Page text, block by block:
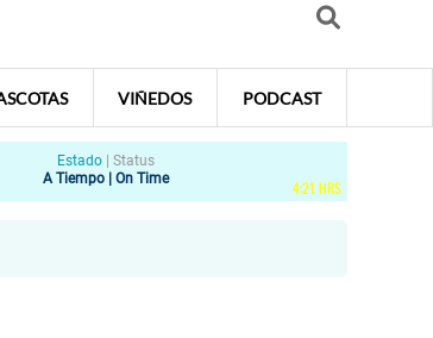
VIÑEDOS PODCAST
Estado
Status
A Tiempo | On Time
4:21 HRS